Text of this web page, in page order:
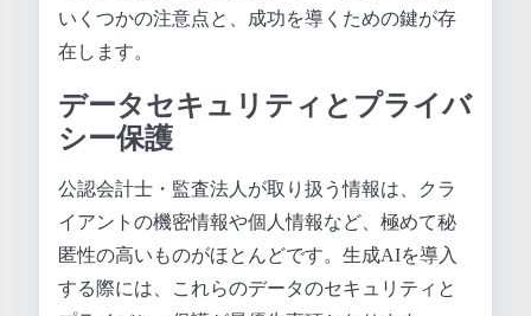
いくつかの注意点と、成功を導くための鍵が存
在します。
データセキュリティとプライバ
シー保護
公認会計士・監査法人が取り扱う情報は、クラ
イアントの機密情報や個人情報など、極めて秘
匿性の高いものがほとんどです。生成AIを導入
する際には、これらのデータのセキュリティと